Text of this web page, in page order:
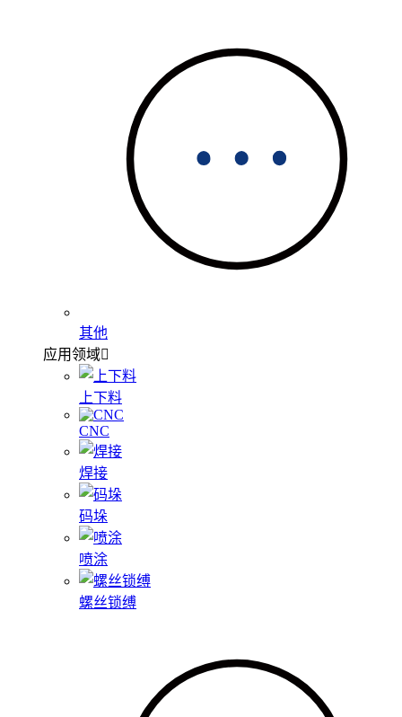
其他
应用领域
上下料
CNC
焊接
码垛
喷涂
螺丝锁缚